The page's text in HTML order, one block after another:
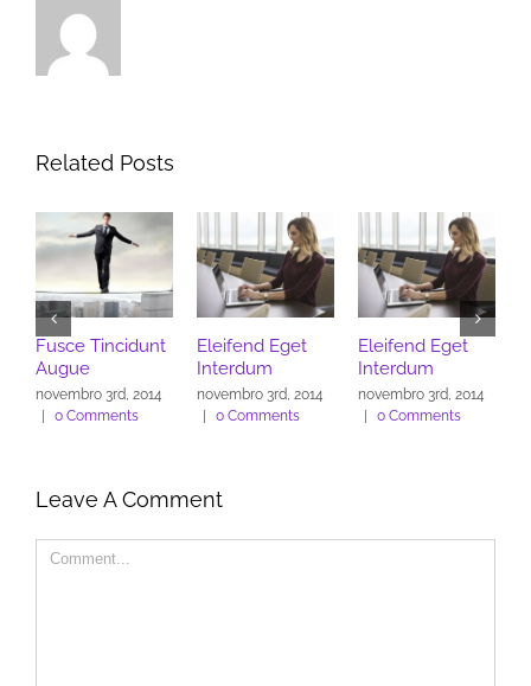
Related Posts
2014
Eleifend Eget
Interdum
novembro 3rd, 2014
| 0 Comments
Eleifend Eget
Interdum
novembro 3rd, 2014
| 0 Comments
Cras Ultricies
Ibhi
novembro 3rd,
| 0 Comments
Leave A Comment
Comment